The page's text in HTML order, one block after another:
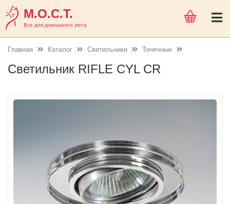
М.О.С.Т.
Все для домашнего уюта
Главная Каталог Светильники Точечные
Светильник RIFLE CYL CR